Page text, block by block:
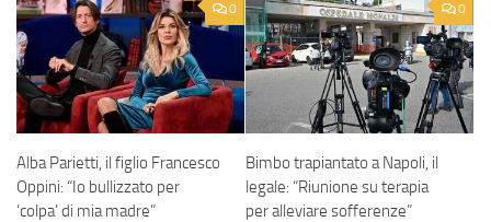
0
Alba Parietti, il figlio Francesco
Oppini: “Io bullizzato per
‘colpa’ di mia madre”
0
Bimbo trapiantato a Napoli, il
legale: “Riunione su terapia
per alleviare sofferenze”